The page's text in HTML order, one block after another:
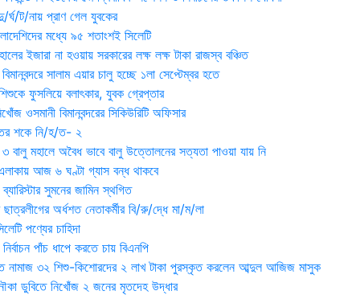
ট/নায় প্রাণ গেল যুবকের
মধ্যে ৯৫ শতাংশই সিলেটি
ইজারা না হওয়ায় সরকারের লক্ষ লক্ষ টাকা রাজস্ব বঞ্চিত
সালাম এয়ার চালু হচ্ছে ১লা সেপ্টেম্বর হতে
ফুসলিয়ে বলাৎকার, যুবক গ্রেপ্তার
ওসমানী বিমানবন্দরের সিকিউরিটি অফিসার
শকে নি/হ/ত- ২
বালু মহালে অবৈধ ভাবে বালু উত্তোলনের সত্যতা পাওয়া যায় নি
আজ ৬ ঘণ্টা গ্যাস বন্ধ থাকবে
সুমনের জামিন স্থগিত
ছাত্রলীগের অর্ধশত নেতাকর্মীর বি/রু/দ্ধে মা/ম/লা
পণ্যের চাহিদা
পাঁচ ধাপে করতে চায় বিএনপি
নামাজ ৩২ শিশু-কিশোরদের ২ লাখ টাকা পুরস্কৃত করলেন আব্দুল আজিজ মাসুক
ডুবিতে নিখোঁজ ২ জনের মৃতদেহ উদ্ধার